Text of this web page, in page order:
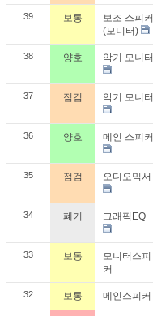
39 보통
보조 스피커
(모니터)
38 양호 악기 모니터
37 점검 악기 모니터
36 양호 메인 스피커
35 점검 오디오믹서
34 폐기 그래픽EQ
33 보통
모니터스피
커
32 보통 메인스피커